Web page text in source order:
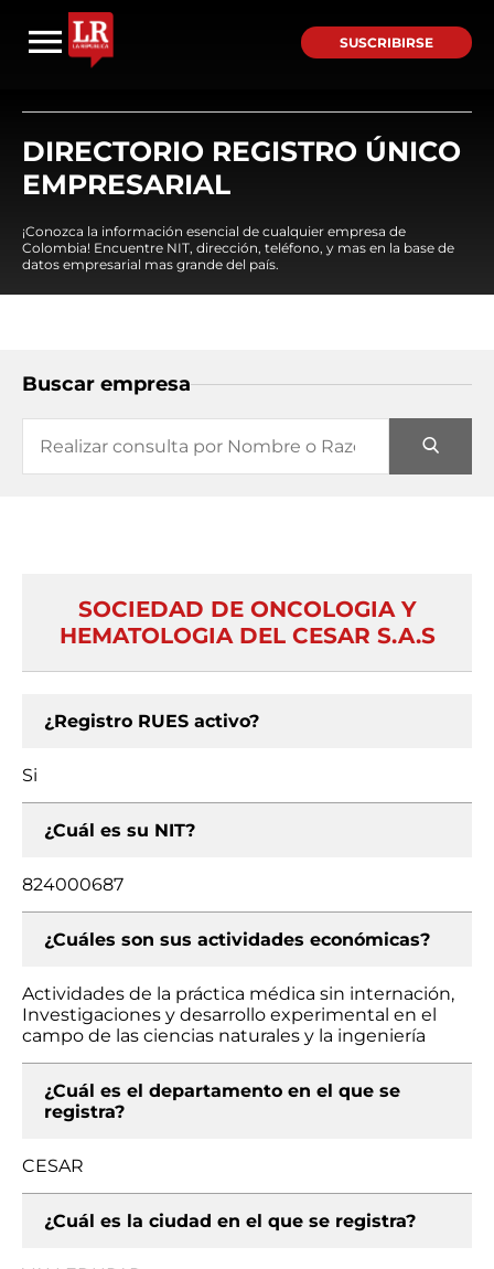
SUSCRIBIRSE
DIRECTORIO REGISTRO ÚNICO
EMPRESARIAL
¡Conozca la información esencial de cualquier empresa de
Colombia! Encuentre NIT, dirección, teléfono, y mas en la base de
datos empresarial mas grande del país.
Buscar empresa
SOCIEDAD DE ONCOLOGIA Y
HEMATOLOGIA DEL CESAR S.A.S
¿Registro RUES activo?
Si
¿Cuál es su NIT?
824000687
¿Cuáles son sus actividades económicas?
Actividades de la práctica médica sin internación,
Investigaciones y desarrollo experimental en el
campo de las ciencias naturales y la ingeniería
¿Cuál es el departamento en el que se
registra?
CESAR
¿Cuál es la ciudad en el que se registra?